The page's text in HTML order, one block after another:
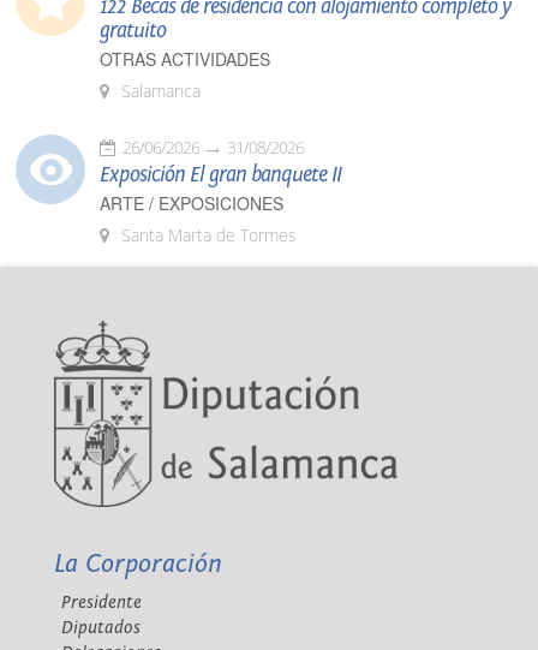
122 Becas de residencia con alojamiento completo y
gratuito
OTRAS ACTIVIDADES
Salamanca
26/06/2026 31/08/2026
Exposición El gran banquete II
ARTE / EXPOSICIONES
Santa Marta de Tormes
La Corporación
Presidente
Diputados